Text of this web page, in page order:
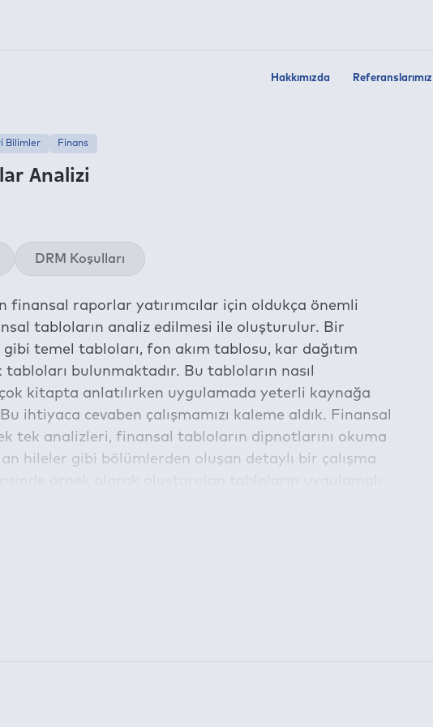
Hakkımızda Referanslarımız
Analizi
Bilimler Finans
DRM Koşulları
finansal raporlar yatırımcılar için oldukça önemli
tabloların analiz edilmesi ile oluşturulur. Bir
temel tabloları, fon akım tablosu, kar dağıtım
bulunmaktadır. Bu tabloların nasıl
kitapta anlatılırken uygulamada yeterli kaynağa
ihtiyaca cevaben çalışmamızı kaleme aldık. Finansal
tek analizleri, finansal tabloların dipnotlarını okuma
hileler gibi bölümlerden oluşan detaylı bir çalışma
örnek olarak oluşturulan tabloların uygulamalı